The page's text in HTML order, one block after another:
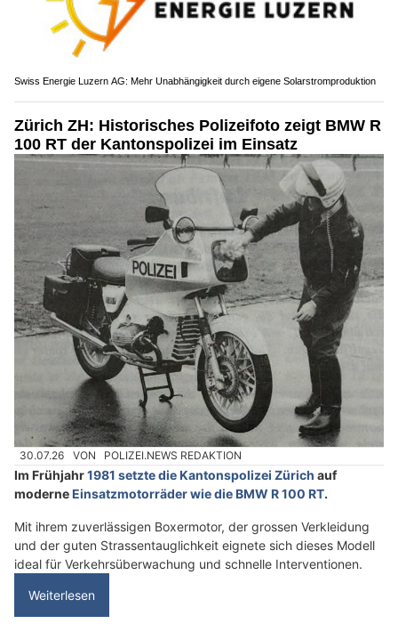
Swiss Energie Luzern AG: Mehr Unabhängigkeit durch eigene Solarstromproduktion
Zürich ZH: Historisches Polizeifoto zeigt BMW R
100 RT der Kantonspolizei im Einsatz
30.07.26 VON POLIZEI.NEWS REDAKTION
Im Frühjahr1981 setzte die Kantonspolizei Zürich auf
moderneEinsatzmotorräder wie die BMW R 100 RT.
Mit ihrem zuverlässigen Boxermotor, der grossen Verkleidung
und der guten Strassentauglichkeit eignete sich dieses Modell
ideal für Verkehrsüberwachung und schnelle Interventionen.
Weiterlesen